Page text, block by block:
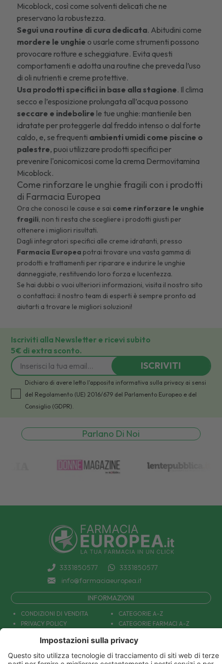
Micoblock, così comesolventi delicati che ne
preservano la robustezza.
Segui una routine di cura dedicata. Abitudini come
mordere le unghie o usarle come strumenti possono
provocare rotture e scheggiature. Evita questi
comportamenti e adotta una routine che preveda l’uso
di oli nutrienti e creme protettive.
Usa prodotti specifici in base alla stagione. Il clima
secco e l’esposizione prolungata all’acqua possono
seccare e indebolirele tue unghie: mantienile ben
idratate per proteggerle dal freddo intenso o dal forte
caldo, e, se frequenti ambienti umidi come piscine o
palestre, puoi utilizzare prodotti specifici per
prevenire l'onicomicosi come la crema Dermovitamina
Micoblock.
Come rinforzare le unghie fragili con i prodotti
di Farmacia Europea
Ora che conosci le cause e sai come rinforzare le unghie
fragili, non ti resta che scegliere i prodotti giusti per
ottenere i migliori risultati.
Dagli integratori specifici alle creme idratanti, presso
Farmacia Europeapotrai trovare una vasta gamma di
prodotti e trattamenti per riparare e indurire le unghie
danneggiate, restituendo loro forza e lucentezza.
Se hai dubbi o vuoi ulteriori informazioni, visita il nostro sito
o contattaci: il nostro team di esperti è sempre pronto ad
aiutarti a trovare le migliori soluzioni!
Iscriviti alla Newsletter e ricevi subito
5€ di extra sconto.
ISCRIVITI
Dichiaro di avere letto l'apposita informativa sulla privacy ai sensi
del Regolamento (UE) 2016/679 del Parlamento Europeo e del
Consiglio (GDPR).
Parlano Di Noi
3331850577
3331850577
info@farmaciaeuropea.it
INFORMAZIONI
CONDIZIONI DI VENDITA
PRIVACY POLICY
DECONTRIBUZIONE INPS
SPEDIZIONI
CATEGORIE A-Z
CATEGORIE FARMACI A-Z
TUTTO IL NOSTRO CATALOGO
IL NOSTRO BLOG